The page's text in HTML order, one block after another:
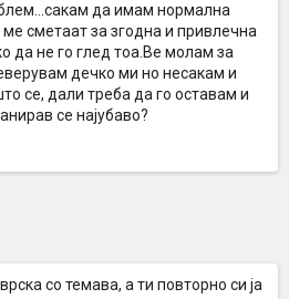
да имам нормална
ме сметаат за згодна и привлечна
да не го глед тоа.Ве молам за
дечко ми но несакам и
се, дали треба да го оставам и
се најубаво?
со темава, а ти повторно си ја